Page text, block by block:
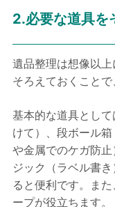
2.必要な道具を
遺品整理は想像以
そろえておくことで
基本的な道具とし
けて）、段ボール
や金属でのケガ防
ジック（ラベル書
ると便利です。ま
ープが役立ちます。